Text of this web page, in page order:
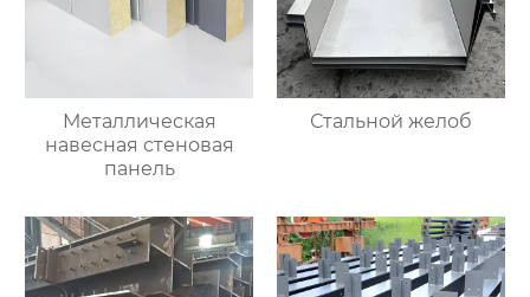
Металлическая
навесная стеновая
панель
Стальной желоб